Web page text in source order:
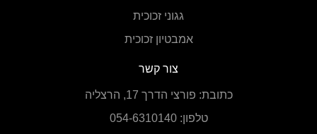
גגוני זכוכית
אמבטיון זכוכית
צור קשר
כתובת: פורצי הדרך 17, הרצליה
טלפון: 054-6310140